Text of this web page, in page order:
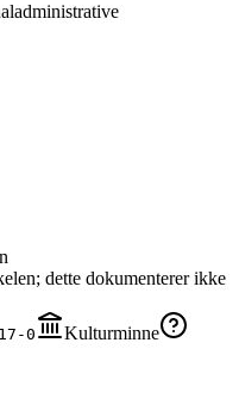
dette dokumenterer ikke
0
Kulturminne